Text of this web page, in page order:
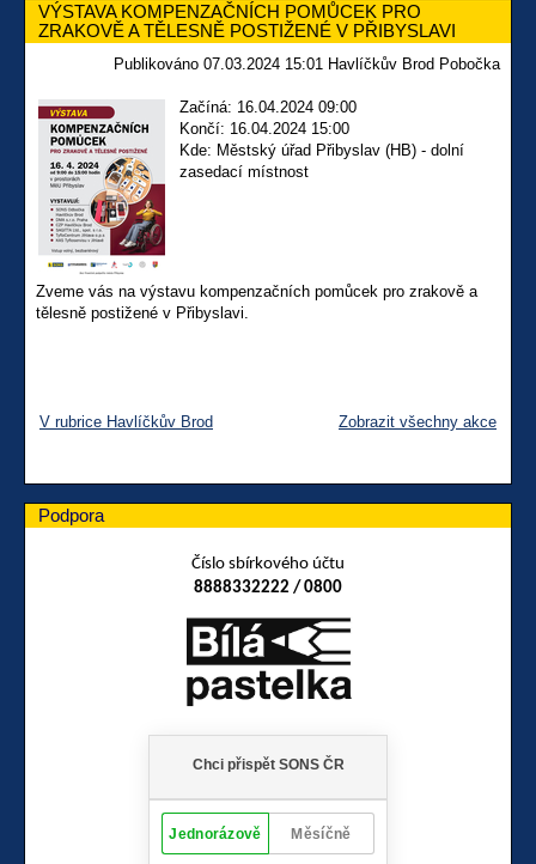
VÝSTAVA KOMPENZAČNÍCH POMŮCEK PRO
ZRAKOVĚ A TĚLESNĚ POSTIŽENÉ V PŘIBYSLAVI
Publikováno 07.03.2024 15:01 Havlíčkův Brod Pobočka
Začíná: 16.04.2024 09:00
Končí: 16.04.2024 15:00
Kde: Městský úřad Přibyslav (HB) - dolní
zasedací místnost
Zveme vás na výstavu kompenzačních pomůcek pro zrakově a
tělesně postižené v Přibyslavi.
V rubrice Havlíčkův Brod Zobrazit všechny akce
Podpora
Číslo sbírkového účtu
8888332222 / 0800